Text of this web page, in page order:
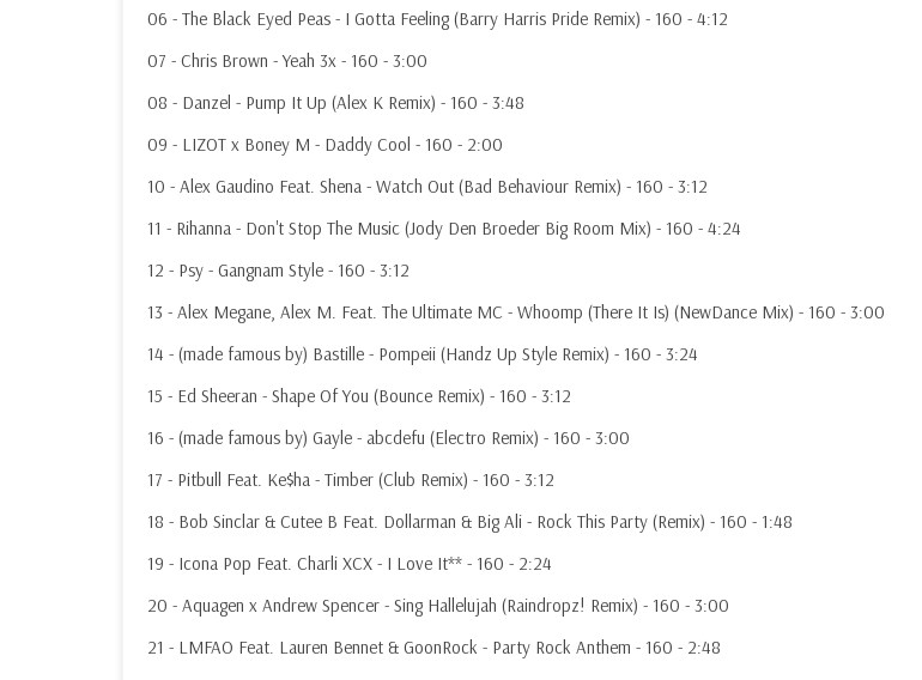
06 - The Black Eyed Peas - I Gotta Feeling (Barry Harris Pride Remix) - 160 - 4:12
07 - Chris Brown - Yeah 3x - 160 - 3:00
08 - Danzel - Pump It Up (Alex K Remix) - 160 - 3:48
09 - LIZOT x Boney M - Daddy Cool - 160 - 2:00
10 - Alex Gaudino Feat. Shena - Watch Out (Bad Behaviour Remix) - 160 - 3:12
11 - Rihanna - Don't Stop The Music (Jody Den Broeder Big Room Mix) - 160 - 4:24
12 - Psy - Gangnam Style - 160 - 3:12
13 - Alex Megane, Alex M. Feat. The Ultimate MC - Whoomp (There It Is) (NewDance Mix) - 160 - 3:00
14 - (made famous by) Bastille - Pompeii (Handz Up Style Remix) - 160 - 3:24
15 - Ed Sheeran - Shape Of You (Bounce Remix) - 160 - 3:12
16 - (made famous by) Gayle - abcdefu (Electro Remix) - 160 - 3:00
17 - Pitbull Feat. Ke$ha - Timber (Club Remix) - 160 - 3:12
18 - Bob Sinclar & Cutee B Feat. Dollarman & Big Ali - Rock This Party (Remix) - 160 - 1:48
19 - Icona Pop Feat. Charli XCX - I Love It** - 160 - 2:24
20 - Aquagen x Andrew Spencer - Sing Hallelujah (Raindropz! Remix) - 160 - 3:00
21 - LMFAO Feat. Lauren Bennet & GoonRock - Party Rock Anthem - 160 - 2:48